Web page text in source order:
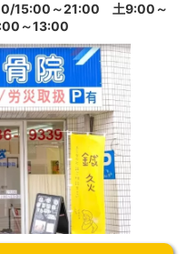
15:00～21:00 土9:00～
～13:00